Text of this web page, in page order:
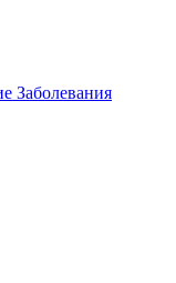
Заболевания